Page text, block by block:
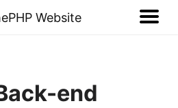
Website
end